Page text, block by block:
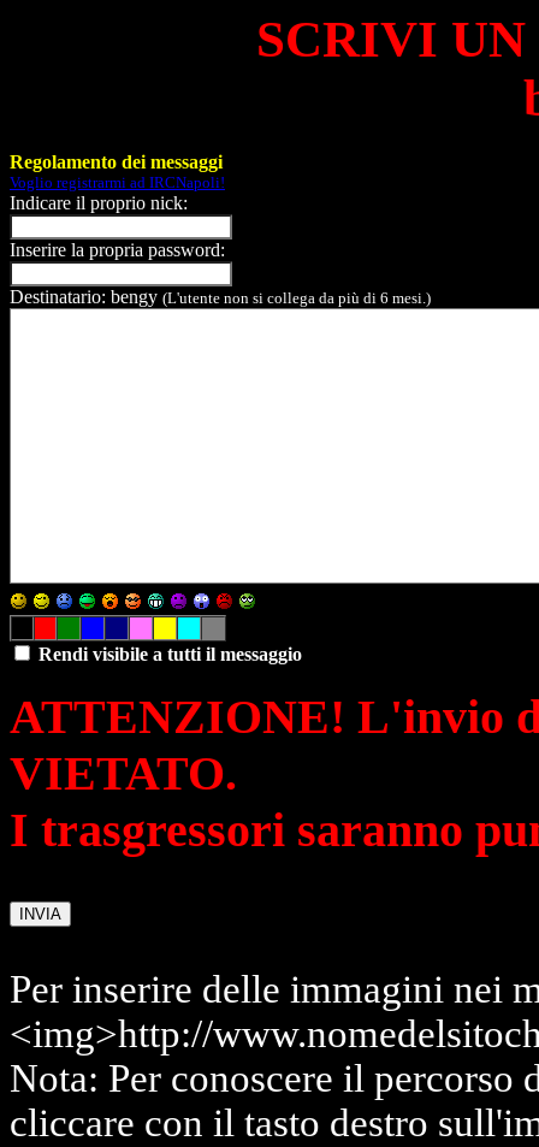
SCRIVI
Regolamento dei messaggi
Voglio registrarmi ad IRCNapoli!
Indicare il proprio nick:
Inserire la propria password:
Destinatario: bengy (L'utente non si collega da più di 6 mesi.)
Rendi visibile a tutti il messaggio
ATTENZIONE! L'invio
VIETATO.
I trasgressori saranno
Per inserire delle immagini nei
<img>http://
Nota: Per conoscere il percorso
cliccare con il tasto destro